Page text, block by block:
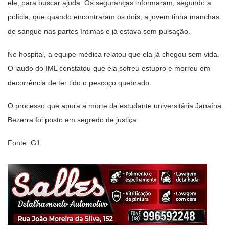
ele, para buscar ajuda. Os seguranças informaram, segundo a
polícia, que quando encontraram os dois, a jovem tinha manchas
de sangue nas partes íntimas e já estava sem pulsação.
No hospital, a equipe médica relatou que ela já chegou sem vida.
O laudo do IML constatou que ela sofreu estupro e morreu em
decorrência de ter tido o pescoço quebrado.
O processo que apura a morte da estudante universitária Janaína
Bezerra foi posto em segredo de justiça.
Fonte: G1